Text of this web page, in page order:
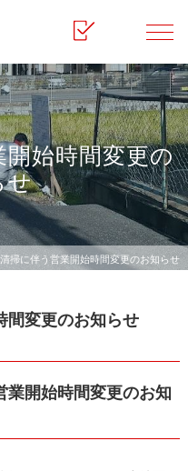
始時間変更の
せ
掃に伴う営業開始時間変更のお知らせ
間変更のお知らせ
業開始時間変更のお知